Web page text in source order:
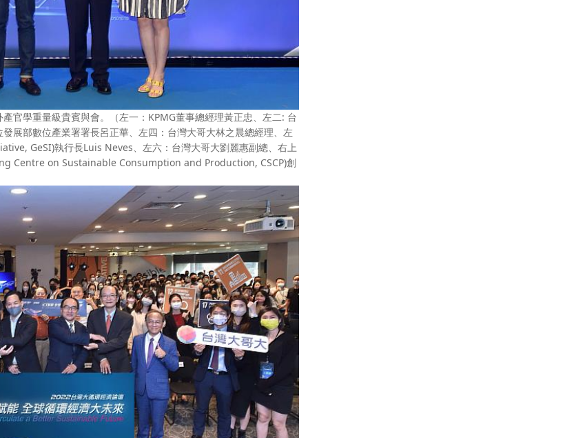
官學重量級貴賓與會。（左一：KPMG董事總經理黃正忠、左二: 台
展部數位產業署署長呂正華、左四：台灣大哥大林之晨總經理、左
GeSI)執行長Luis Neves、左六：台灣大哥大劉麗惠副總、右上
Centre on Sustainable Consumption and Production, CSCP)創